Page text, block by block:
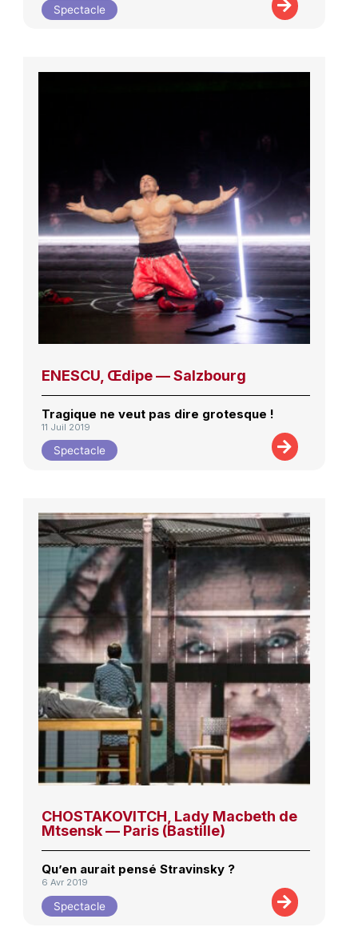
Spectacle
ENESCU, Œdipe — Salzbourg
Tragique ne veut pas dire grotesque !
11 Juil 2019
Spectacle
CHOSTAKOVITCH, Lady Macbeth de
Mtsensk — Paris (Bastille)
Qu’en aurait pensé Stravinsky ?
6 Avr 2019
Spectacle